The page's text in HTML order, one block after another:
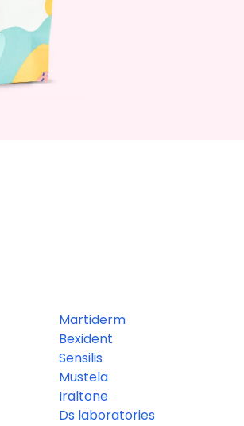
Martiderm
Bexident
Sensilis
Mustela
Iraltone
Ds laboratories